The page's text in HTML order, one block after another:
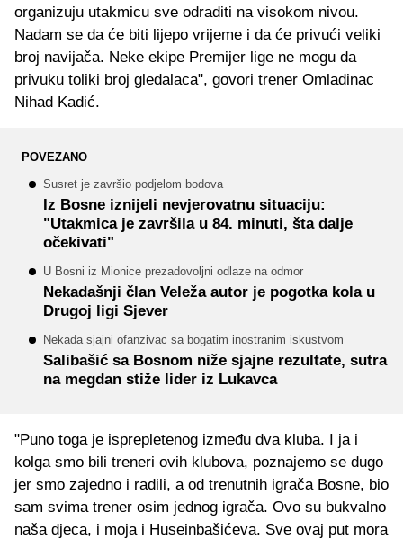
organizuju utakmicu sve odraditi na visokom nivou.
Nadam se da će biti lijepo vrijeme i da će privući veliki
broj navijača. Neke ekipe Premijer lige ne mogu da
privuku toliki broj gledalaca", govori trener Omladinac
Nihad Kadić.
POVEZANO
Susret je završio podjelom bodova
Iz Bosne iznijeli nevjerovatnu situaciju:
"Utakmica je završila u 84. minuti, šta dalje
očekivati"
U Bosni iz Mionice prezadovoljni odlaze na odmor
Nekadašnji član Veleža autor je pogotka kola u
Drugoj ligi Sjever
Nekada sjajni ofanzivac sa bogatim inostranim iskustvom
Salibašić sa Bosnom niže sjajne rezultate, sutra
na megdan stiže lider iz Lukavca
"Puno toga je isprepletenog između dva kluba. I ja i
kolga smo bili treneri ovih klubova, poznajemo se dugo
jer smo zajedno i radili, a od trenutnih igrača Bosne, bio
sam svima trener osim jednog igrača. Ovo su bukvalno
naša djeca, i moja i Huseinbašićeva. Sve ovaj put mora